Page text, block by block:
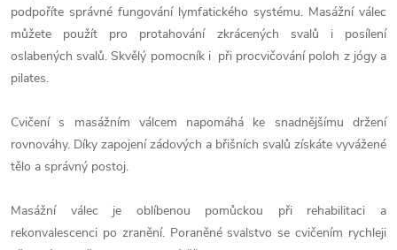
podpoříte správné fungování lymfatického systému. Masážní válec
můžete použít pro protahování zkrácených svalů i posílení
oslabených svalů. Skvělý pomocník i při procvičování poloh z jógy a
pilates.
Cvičení s masážním válcem napomáhá ke snadnějšímu držení
rovnováhy. Díky zapojení zádových a břišních svalů získáte vyvážené
tělo a správný postoj.
Masážní válec je oblíbenou pomůckou při rehabilitaci a
rekonvalescenci po zranění. Poraněné svalstvo se cvičením rychleji